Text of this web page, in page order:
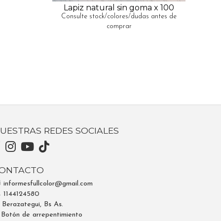
Lapiz natural sin goma x 100
Consulte stock/colores/dudas antes de
comprar
REDES SOCIALES
informesfullcolor@gmail.com
1144124580
Berazategui, Bs As.
de arrepentimiento